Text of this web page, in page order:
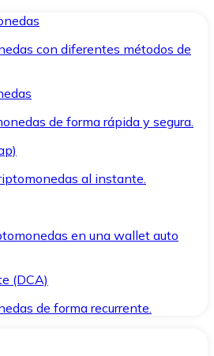
con diferentes métodos de
de forma rápida y segura.
al instante.
en una wallet auto
(DCA)
de forma recurrente.